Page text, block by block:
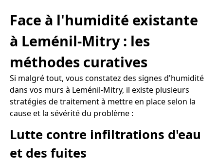
Face à l'humidité existante
à Leménil-Mitry : les
méthodes curatives
Si malgré tout, vous constatez des signes d'humidité
dans vos murs à Leménil-Mitry, il existe plusieurs
stratégies de traitement à mettre en place selon la
cause et la sévérité du problème :
Lutte contre infiltrations d'eau
et des fuites